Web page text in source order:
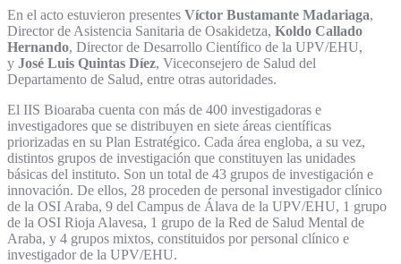
En el acto estuvieron presentes Víctor Bustamante Madariaga,
Director de Asistencia Sanitaria de Osakidetza, Koldo Callado
Hernando, Director de Desarrollo Científico de la UPV/EHU,
y José Luis Quintas Díez, Viceconsejero de Salud del
Departamento de Salud, entre otras autoridades.
El IIS Bioaraba cuenta con más de 400 investigadoras e
investigadores que se distribuyen en siete áreas científicas
priorizadas en su Plan Estratégico. Cada área engloba, a su vez,
distintos grupos de investigación que constituyen las unidades
básicas del instituto. Son un total de 43 grupos de investigación e
innovación. De ellos, 28 proceden de personal investigador clínico
de la OSI Araba, 9 del Campus de Álava de la UPV/EHU, 1 grupo
de la OSI Rioja Alavesa, 1 grupo de la Red de Salud Mental de
Araba, y 4 grupos mixtos, constituidos por personal clínico e
investigador de la UPV/EHU.